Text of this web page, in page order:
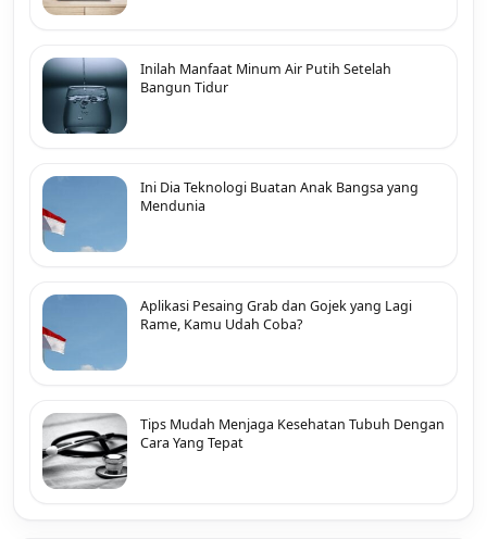
Inilah Manfaat Minum Air Putih Setelah
Bangun Tidur
Ini Dia Teknologi Buatan Anak Bangsa yang
Mendunia
Aplikasi Pesaing Grab dan Gojek yang Lagi
Rame, Kamu Udah Coba?
Tips Mudah Menjaga Kesehatan Tubuh Dengan
Cara Yang Tepat